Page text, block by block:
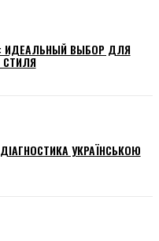
ИДЕАЛЬНЫЙ ВЫБОР ДЛЯ
УКРАЇНСЬКОЮ